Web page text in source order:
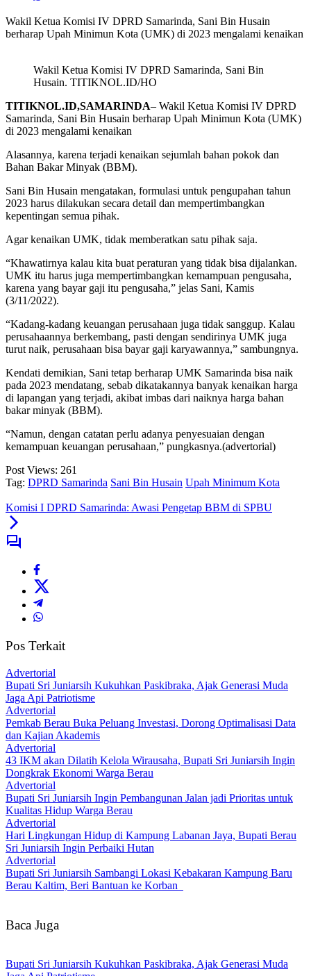
Wakil Ketua Komisi IV DPRD Samarinda, Sani Bin Husain
berharap Upah Minimun Kota (UMK) di 2023 mengalami kenaikan
Wakil Ketua Komisi IV DPRD Samarinda, Sani Bin
Husain. TITIKNOL.ID/HO
TITIKNOL.ID,SAMARINDA– Wakil Ketua Komisi IV DPRD
Samarinda, Sani Bin Husain berharap Upah Minimun Kota (UMK)
di 2023 mengalami kenaikan
Alasannya, karena terjadi kenaikan sejumlah bahan pokok dan
Bahan Bakar Minyak (BBM).
Sani Bin Husain mengatakan, formulasi untuk pengupahan tahun
2023 harus dilakukan secara detail dan mempertimbangkan
kepentingan semua pihak.
Agar kenaikan UMK, tidak memberatkan satu pihak saja.
“Khawatirnya kalau kita buat peraturan yang tidak bisa dijalankan.
UMK itu harus juga mempertimbangkan kemampuan pengusaha,
karena yang bayar gaji itu pengusaha,” jelas Sani, Kamis
(3/11/2022).
“Kadang-kadang keuangan perusahaan juga tidak sanggup. Kalau
perusahaannya berkembang, pasti dengan sendirinya UMK juga
turut naik, perusahaan bisa bayar gaji karyawannya,” sambungnya.
Kendati demikian, Sani tetap berharap UMK Samarinda bisa naik
pada 2023 mendatang, sebab dikatakannya banyak kenaikan harga
di lapangan yang terjadi, akibat imbas dari naiknya harga bahan
bakar minyak (BBM).
“Namun, dengan catatan perlu adanya penyesuaian dengan
kemampuan keuangan perusahaan,” pungkasnya.(advertorial)
Post Views: 261
Tag: DPRD Samarinda Sani Bin Husain Upah Minimum Kota
Komisi I DPRD Samarinda: Awasi Pengetap BBM di SPBU
Pos Terkait
Advertorial
Bupati Sri Juniarsih Kukuhkan Paskibraka, Ajak Generasi Muda
Jaga Api Patriotisme
Advertorial
Pemkab Berau Buka Peluang Investasi, Dorong Optimalisasi Data
dan Kajian Akademis
Advertorial
43 IKM akan Dilatih Kelola Wirausaha, Bupati Sri Juniarsih Ingin
Dongkrak Ekonomi Warga Berau
Advertorial
Bupati Sri Juniarsih Ingin Pembangunan Jalan jadi Prioritas untuk
Kualitas Hidup Warga Berau
Advertorial
Hari Lingkungan Hidup di Kampung Labanan Jaya, Bupati Berau
Sri Juniarsih Ingin Perbaiki Hutan
Advertorial
Bupati Sri Juniarsih Sambangi Lokasi Kebakaran Kampung Baru
Berau Kaltim, Beri Bantuan ke Korban
Baca Juga
Bupati Sri Juniarsih Kukuhkan Paskibraka, Ajak Generasi Muda